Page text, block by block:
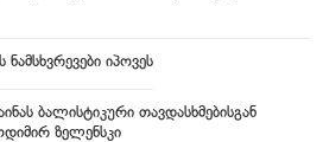
იპოვეს
ბალისტიკური თავდასხმებისგან
ზელენსკი